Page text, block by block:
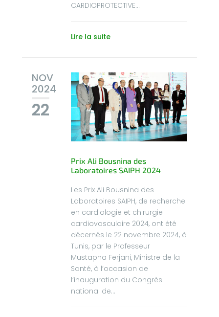
CARDIOPROTECTIVE...
Lire la suite
NOV
2024
22
Prix Ali Bousnina des
Laboratoires SAIPH 2024
Les Prix Ali Bousnina des
Laboratoires SAIPH, de recherche
en cardiologie et chirurgie
cardiovasculaire 2024, ont été
décernés le 22 novembre 2024, à
Tunis, par le Professeur
Mustapha Ferjani, Ministre de la
Santé, à l’occasion de
l’inauguration du Congrès
national de...